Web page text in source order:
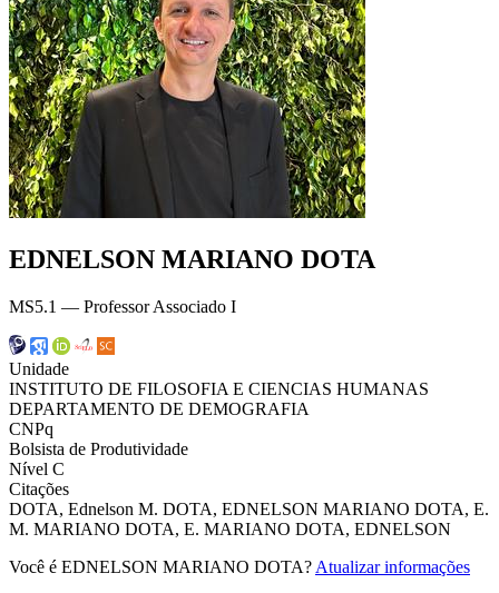
EDNELSON MARIANO DOTA
MS5.1 — Professor Associado I
Unidade
INSTITUTO DE FILOSOFIA E CIENCIAS HUMANAS
DEPARTAMENTO DE DEMOGRAFIA
CNPq
Bolsista de Produtividade
Nível C
Citações
DOTA, Ednelson M. DOTA, EDNELSON MARIANO DOTA, E.
M. MARIANO DOTA, E. MARIANO DOTA, EDNELSON
Você é EDNELSON MARIANO DOTA? Atualizar informações